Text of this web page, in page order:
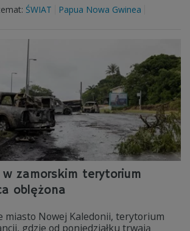
ŚWIAT
Papua Nowa Gwinea
w zamorskim terytorium
oblężona
miasto Nowej Kaledonii, terytorium
gdzie od poniedziałku trwają